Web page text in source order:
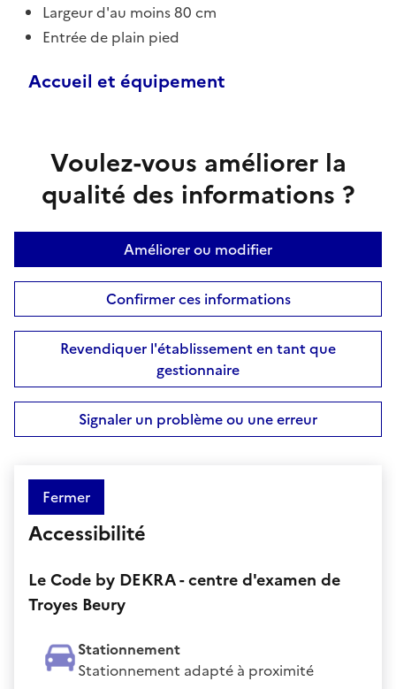
Largeur d'au moins 80 cm
Entrée de plain pied
Accueil et équipement
Voulez-vous améliorer la
qualité des informations ?
Améliorer ou modifier
Confirmer ces informations
Revendiquer l'établissement en tant que
gestionnaire
Signaler un problème ou une erreur
Fermer
Accessibilité
Le Code by DEKRA - centre d'examen de
Troyes Beury
Stationnement
Stationnement adapté à proximité